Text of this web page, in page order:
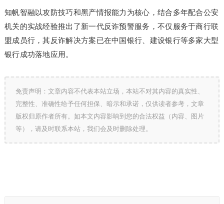
知帆智融以攻防技巧和黑产情报能力为核心，结合多年配合公安
机关的实战经验推出了新一代反诈预警服务，不仅服务于商行联
盟成员行，其反诈解决方案已在中国银行、建设银行等多家大型
银行成功落地应用。
免责声明：文章内容不代表本站立场，本站不对其内容的真实性、
完整性、准确性给予任何担保、暗示和承诺，仅供读者参考，文章
版权归原作者所有。如本文内容影响到您的合法权益（内容、图片
等），请及时联系本站，我们会及时删除处理。